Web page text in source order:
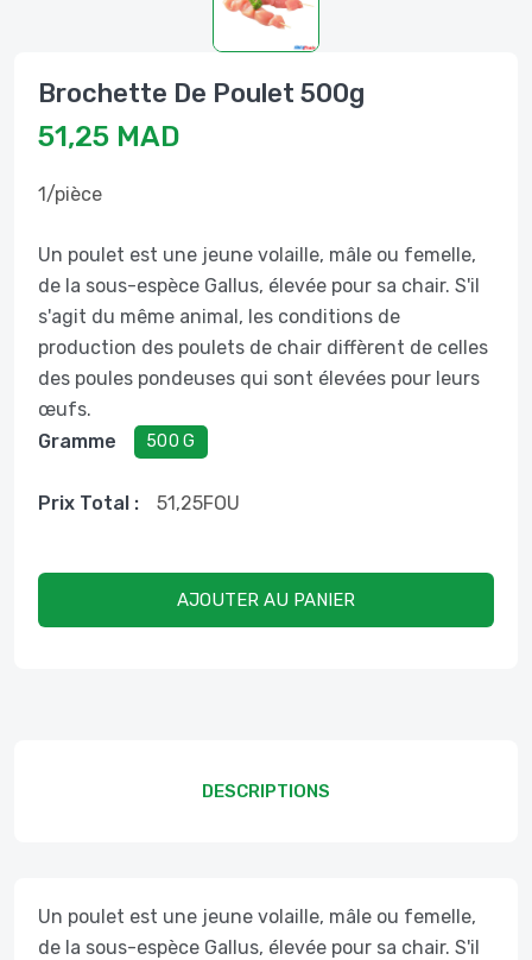
Brochette De Poulet 500g
51,25 MAD
1/pièce
Un poulet est une jeune volaille, mâle ou femelle,
de la sous-espèce Gallus, élevée pour sa chair. S'il
s'agit du même animal, les conditions de
production des poulets de chair diffèrent de celles
des poules pondeuses qui sont élevées pour leurs
œufs.
Gramme
500 G
Prix ​​total : 51,25FOU
AJOUTER AU PANIER
DESCRIPTIONS
Un poulet est une jeune volaille, mâle ou femelle,
de la sous-espèce Gallus, élevée pour sa chair. S'il